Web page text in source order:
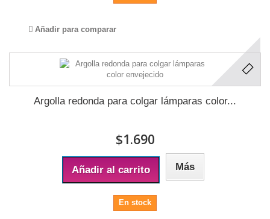
Añadir para comparar
Argolla redonda para colgar lámparas color...
$1.690
Añadir al carrito Más
En stock